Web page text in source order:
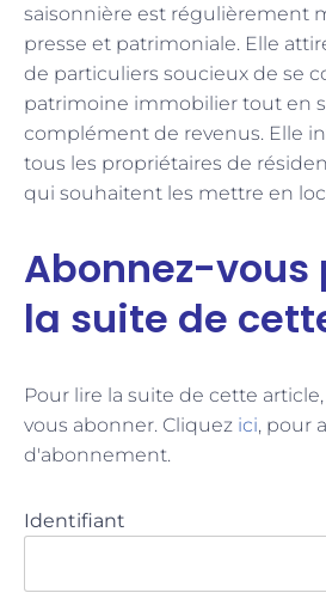
saisonnière est régulièrement
presse et patrimoniale. Elle
de particuliers soucieux de se
patrimoine immobilier tout en
complément de revenus. Elle
tous les propriétaires de
qui souhaitent les mettre en
Abonnez-vous
la suite de
Pour lire la suite de cette
vous abonner. Cliquez ici, pour
d'abonnement.
Identifiant